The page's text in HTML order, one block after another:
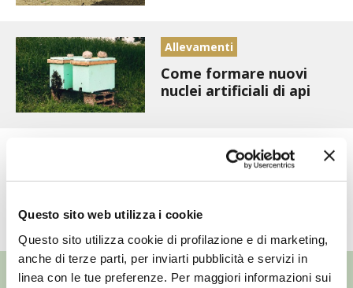
Questo sito web utilizza i cookie
Questo sito utilizza cookie di profilazione e di marketing,
anche di terze parti, per inviarti pubblicità e servizi in
linea con le tue preferenze. Per maggiori informazioni sui
VITA IN CAMPAGNA LA FIERA
NATURALMENTE
I PARTNER DI VITA IN CAMPAGNA
RASIKAL
BIOGENTS
Allevamenti
Come formare nuovi
nuclei artificiali di api
Allevamenti
Gatto con dissenteria:
EVENTI